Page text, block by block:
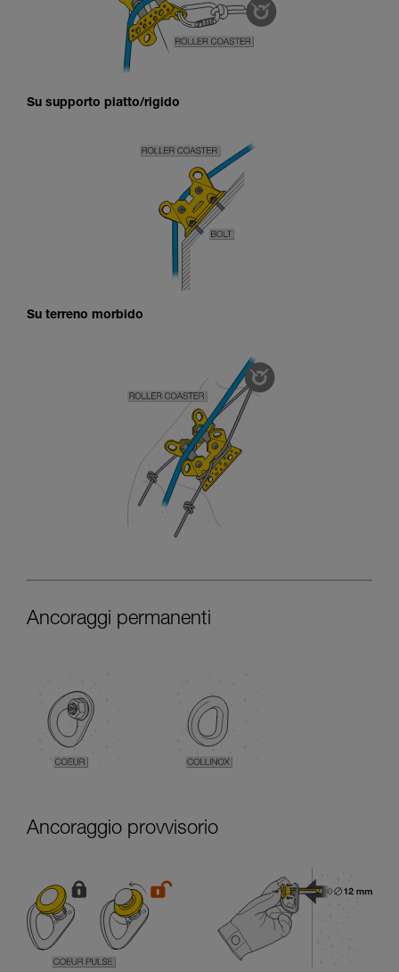
Su supporto piatto/rigido
Su terreno morbido
Ancoraggi permanenti
Ancoraggio provvisorio